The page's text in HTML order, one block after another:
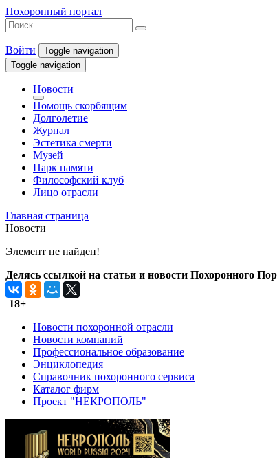
Похоронный портал
Войти
Toggle navigation
Toggle navigation
Новости
Помощь скорбящим
Долголетие
Журнал
Эстетика смерти
Музей
Парк памяти
Философский клуб
Лицо отрасли
Главная страница
Новости
Элемент не найден!
Делясь ссылкой на статьи и новости Похоронного
18+
Новости похоронной отрасли
Новости компаний
Профессиональное образование
Энциклопедия
Справочник похоронного сервиса
Каталог фирм
Проект "НЕКРОПОЛЬ"